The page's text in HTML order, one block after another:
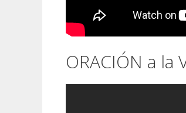
ORACIÓN a la